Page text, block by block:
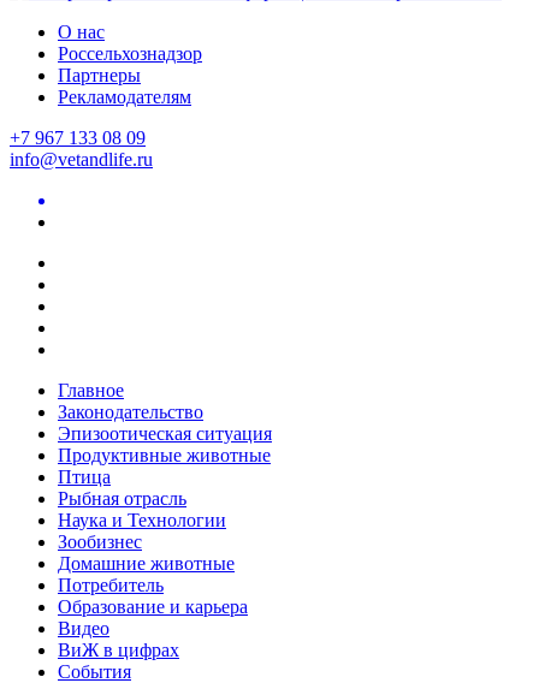
О нас
Россельхознадзор
Партнеры
Рекламодателям
+7 967 133 08 09
info@vetandlife.ru
Главное
Законодательство
Эпизоотическая ситуация
Продуктивные животные
Птица
Рыбная отрасль
Наука и Технологии
Зообизнес
Домашние животные
Потребитель
Образование и карьера
Видео
ВиЖ в цифрах
События